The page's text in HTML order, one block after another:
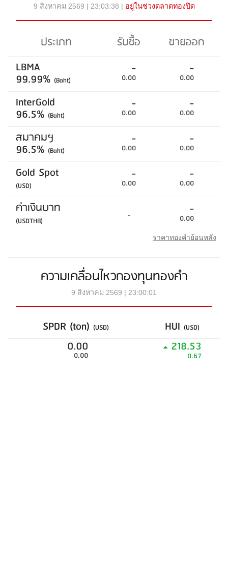
9 สิงหาคม 2569 | 23:03:38 | อยู่ในช่วงตลาดทองปิด
ประเภท รับซื้อ
ขายออก
LBMA
99.99% (Baht)
-
0.00
-
0.00
InterGold
96.5% (Baht)
-
0.00
-
0.00
สมาคมฯ
96.5% (Baht)
-
0.00
-
0.00
Gold Spot
(USD)
-
0.00
-
0.00
ค่าเงินบาท
(USDTHB) - -
0.00
ราคาทองคำย้อนหลัง
ความเคลื่อนไหวกองทุนทองคำ
9 สิงหาคม 2569 | 23:00:01
SPDR (ton) (USD) HUI (USD)
0.00
0.00
218.53
0.67